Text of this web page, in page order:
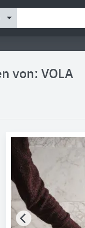
von: VOLA